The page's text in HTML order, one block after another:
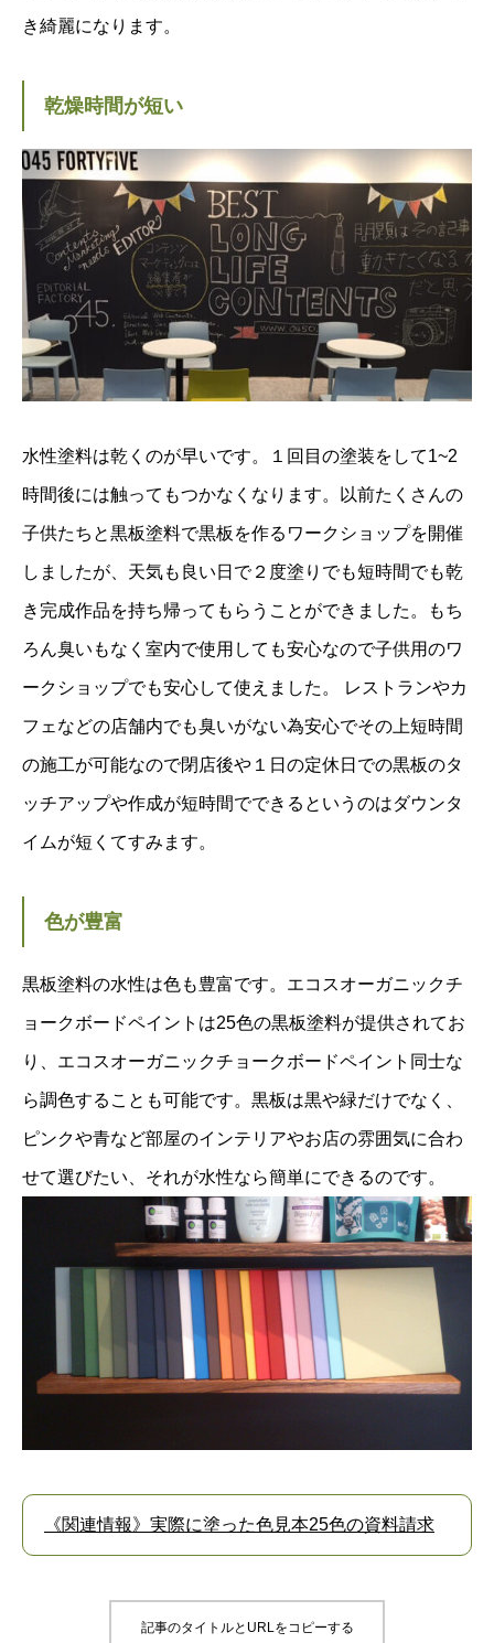
き綺麗になります。
乾燥時間が短い
水性塗料は乾くのが早いです。１回目の塗装をして1~2
時間後には触ってもつかなくなります。以前たくさんの
子供たちと黒板塗料で黒板を作るワークショップを開催
しましたが、天気も良い日で２度塗りでも短時間でも乾
き完成作品を持ち帰ってもらうことができました。もち
ろん臭いもなく室内で使用しても安心なので子供用のワ
ークショップでも安心して使えました。 レストランやカ
フェなどの店舗内でも臭いがない為安心でその上短時間
の施工が可能なので閉店後や１日の定休日での黒板のタ
ッチアップや作成が短時間でできるというのはダウンタ
イムが短くてすみます。
色が豊富
黒板塗料の水性は色も豊富です。エコスオーガニックチ
ョークボードペイントは25色の黒板塗料が提供されてお
り、エコスオーガニックチョークボードペイント同士な
ら調色することも可能です。黒板は黒や緑だけでなく、
ピンクや青など部屋のインテリアやお店の雰囲気に合わ
せて選びたい、それが水性なら簡単にできるのです。
《関連情報》実際に塗った色見本25色の資料請求
記事のタイトルとURLをコピーする